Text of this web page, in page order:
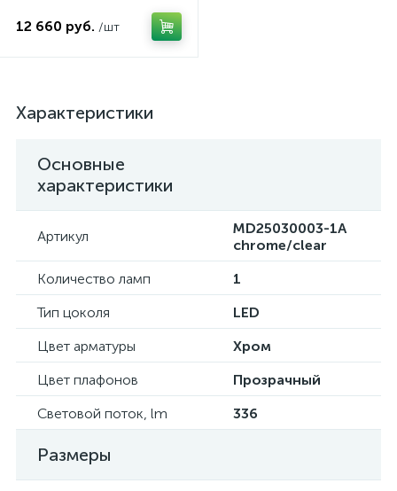
12 660 руб. /шт
Характеристики
Основные
характеристики
Артикул
MD25030003-1A
chrome/clear
Количество ламп
1
Тип цоколя
LED
Цвет арматуры
Хром
Цвет плафонов
Прозрачный
Световой поток, lm
336
Размеры